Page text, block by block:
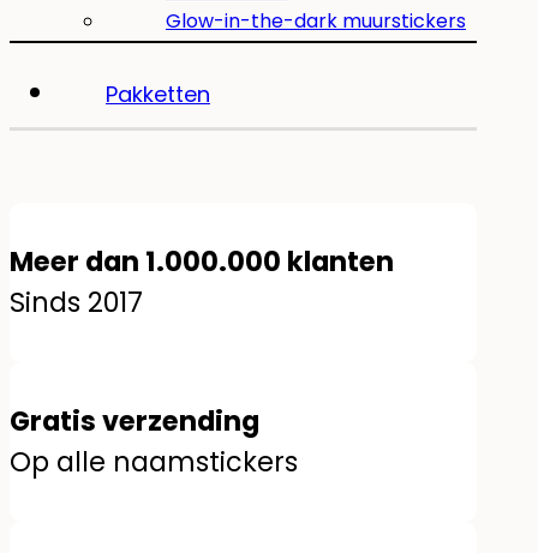
Glow-in-the-dark muurstickers
Pakketten
Meer dan 1.000.000 klanten
Sinds 2017
Gratis verzending
Op alle naamstickers